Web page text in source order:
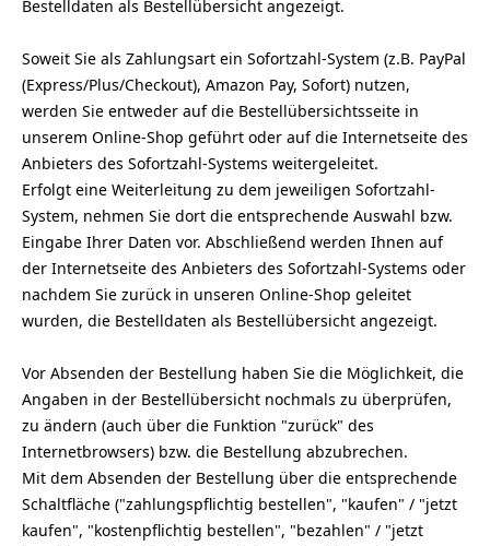
Bestelldaten als Bestellübersicht angezeigt.
Soweit Sie als Zahlungsart ein Sofortzahl-System (z.B. PayPal
(Express/Plus/Checkout), Amazon Pay, Sofort) nutzen,
werden Sie entweder auf die Bestellübersichtsseite in
unserem Online-Shop geführt oder auf die Internetseite des
Anbieters des Sofortzahl-Systems weitergeleitet.
Erfolgt eine Weiterleitung zu dem jeweiligen Sofortzahl-
System, nehmen Sie dort die entsprechende Auswahl bzw.
Eingabe Ihrer Daten vor. Abschließend werden Ihnen auf
der Internetseite des Anbieters des Sofortzahl-Systems oder
nachdem Sie zurück in unseren Online-Shop geleitet
wurden, die Bestelldaten als Bestellübersicht angezeigt.
Vor Absenden der Bestellung haben Sie die Möglichkeit, die
Angaben in der Bestellübersicht nochmals zu überprüfen,
zu ändern (auch über die Funktion "zurück" des
Internetbrowsers) bzw. die Bestellung abzubrechen.
Mit dem Absenden der Bestellung über die entsprechende
Schaltfläche ("zahlungspflichtig bestellen", "kaufen" / "jetzt
kaufen", "kostenpflichtig bestellen", "bezahlen" / "jetzt